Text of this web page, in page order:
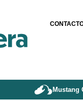
Mustang